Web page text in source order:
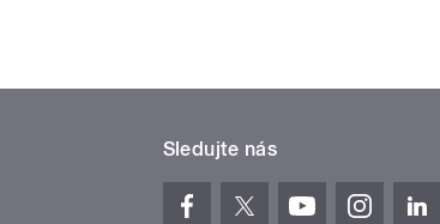
Sledujte nás